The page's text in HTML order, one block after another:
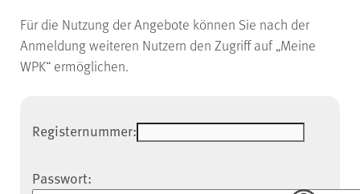
Für die Nutzung der Angebote können Sie nach der
Anmeldung weiteren Nutzern den Zugriff auf „Meine
WPK“ ermöglichen.
Registernummer:
Passwort: